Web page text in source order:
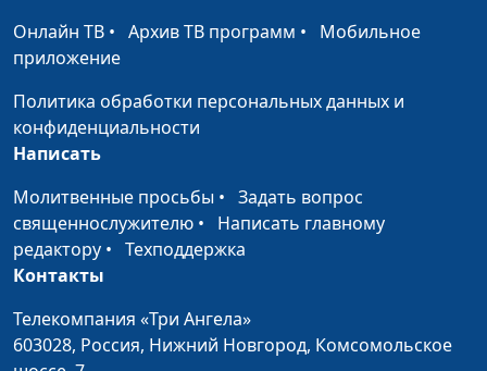
человека
магистр психологии,
реабилитационного
Ступени. Что делает
человека
созависимым?
Мария Мараханова,
Александр Зуев,
реабилитационного
центра, автор
Онлайн ТВ • Архив ТВ программ • Мобильное
приложение
Политика обработки персональных данных и
конфиденциальности
Написать
Молитвенные просьбы • Задать вопрос
священнослужителю • Написать главному
редактору • Техподдержка
Контакты
Телекомпания «Три Ангела»
603028, Россия, Нижний Новгород, Комсомольское